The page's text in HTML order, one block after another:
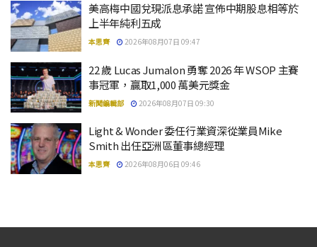
美高梅中國兌現派息承諾 宣佈中期股息相等於
上半年純利五成
本思齊 2026年08月07日 09:47
22 歲 Lucas Jumalon 勇奪 2026 年 WSOP 主賽
事冠軍，贏取1,000 萬美元獎金
新聞編輯部 2026年08月07日 09:30
Light & Wonder 委任行業資深從業員Mike
Smith 出任亞洲區董事總經理
本思齊 2026年08月06日 09:46